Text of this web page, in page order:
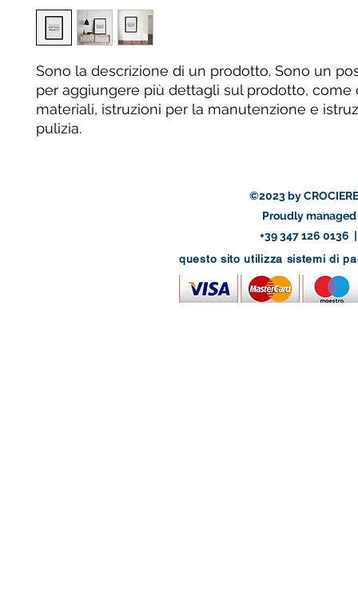
Sono la descrizione di un prodotto. Sono un
per aggiungere più dettagli sul prodotto, come
materiali, istruzioni per la manutenzione e
pulizia.
©2023 by
Proudly
+39 347 126 0136
questo sito utilizza sistemi di